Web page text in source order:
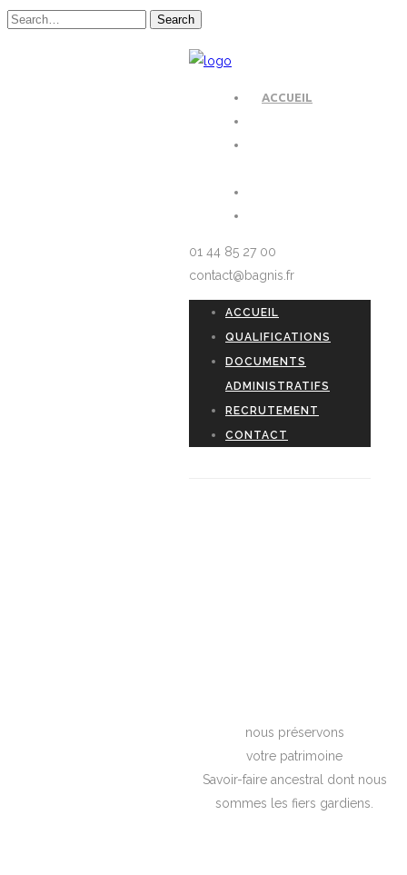
Search
ACCUEIL
01 44 85 27 00
contact@bagnis.fr
ACCUEIL
QUALIFICATIONS
DOCUMENTS
ADMINISTRATIFS
RECRUTEMENT
CONTACT
nous préservons
votre patrimoine
Savoir-faire ancestral dont nous
sommes les fiers gardiens.